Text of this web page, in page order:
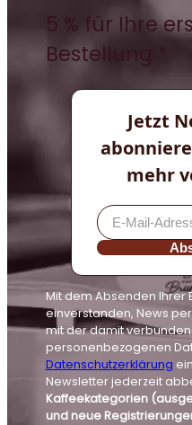
5 % für Ihre
Bestellung *
Jetzt
mehr
Mit dem Absenden Ihrer
einverstanden, News
mit der damit
personenbezogenen
Datenschutzerklärung
Newsletter jederzeit
Kaffeekategorien
und neue